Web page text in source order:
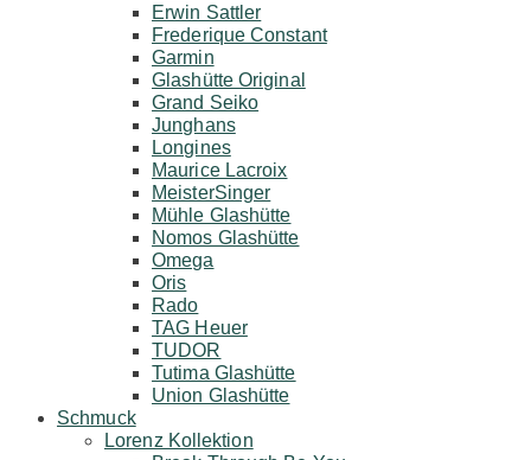
Erwin Sattler
Frederique Constant
Garmin
Glashütte Original
Grand Seiko
Junghans
Longines
Maurice Lacroix
MeisterSinger
Mühle Glashütte
Nomos Glashütte
Omega
Oris
Rado
TAG Heuer
TUDOR
Tutima Glashütte
Union Glashütte
Schmuck
Lorenz Kollektion